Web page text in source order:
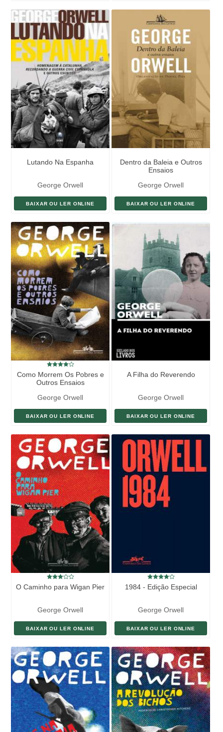
Lutando Na Espanha
George Orwell
BAIXAR OU LER ONLINE
Dentro da Baleia e Outros
Ensaios
George Orwell
BAIXAR OU LER ONLINE
Como Morrem Os Pobres e
Outros Ensaios
George Orwell
BAIXAR OU LER ONLINE
A Filha do Reverendo
George Orwell
BAIXAR OU LER ONLINE
O Caminho para Wigan Pier
George Orwell
BAIXAR OU LER ONLINE
1984 - Edição Especial
George Orwell
BAIXAR OU LER ONLINE